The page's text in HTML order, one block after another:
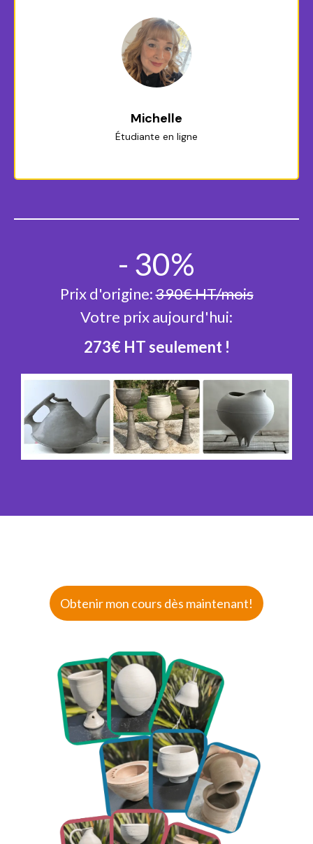
Michelle
Étudiante en ligne
- 30%
Prix d'origine:390€ HT/mois
Votre prix aujourd'hui:
273€ HT seulement !
Obtenir mon cours dès maintenant!